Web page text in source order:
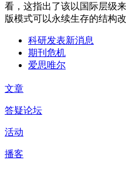
看，这指出了该以国际层级
版模式可以永续生存的结构改
科研发表新消息
期刊危机
爱思唯尔
文章
答疑论坛
活动
播客